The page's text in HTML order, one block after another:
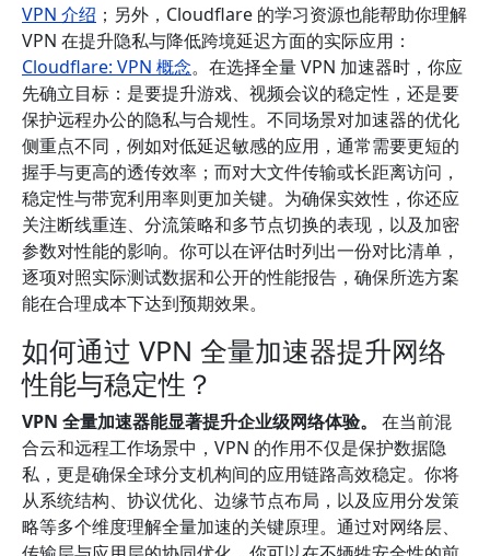
VPN 介绍 ；另外，Cloudflare 的学习资源也能帮助你理解
VPN 在提升隐私与降低跨境延迟方面的实际应用：
Cloudflare: VPN 概念。在选择全量 VPN 加速器时，你应
先确立目标：是要提升游戏、视频会议的稳定性，还是要
保护远程办公的隐私与合规性。不同场景对加速器的优化
侧重点不同，例如对低延迟敏感的应用，通常需要更短的
握手与更高的透传效率；而对大文件传输或长距离访问，
稳定性与带宽利用率则更加关键。为确保实效性，你还应
关注断线重连、分流策略和多节点切换的表现，以及加密
参数对性能的影响。你可以在评估时列出一份对比清单，
逐项对照实际测试数据和公开的性能报告，确保所选方案
能在合理成本下达到预期效果。
如何通过 VPN 全量加速器提升网络
性能与稳定性？
VPN 全量加速器能显著提升企业级网络体验。
在当前混
合云和远程工作场景中，VPN 的作用不仅是保护数据隐
私，更是确保全球分支机构间的应用链路高效稳定。你将
从系统结构、协议优化、边缘节点布局，以及应用分发策
略等多个维度理解全量加速的关键原理。通过对网络层、